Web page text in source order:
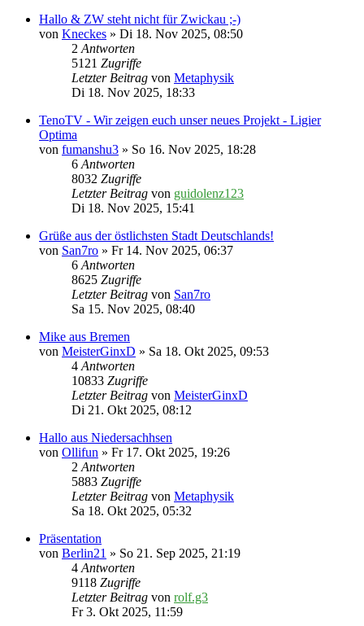
Hallo & ZW steht nicht für Zwickau ;-)
von Kneckes » Di 18. Nov 2025, 08:50
2Antworten
5121 Zugriffe
Letzter Beitrag von Metaphysik
Di 18. Nov 2025, 18:33
TenoTV - Wir zeigen euch unser neues Projekt - Ligier
Optima
von fumanshu3 » So 16. Nov 2025, 18:28
6Antworten
8032 Zugriffe
Letzter Beitrag von guidolenz123
Di 18. Nov 2025, 15:41
Grüße aus der östlichsten Stadt Deutschlands!
von San7ro » Fr 14. Nov 2025, 06:37
6Antworten
8625 Zugriffe
Letzter Beitrag von San7ro
Sa 15. Nov 2025, 08:40
Mike aus Bremen
von MeisterGinxD » Sa 18. Okt 2025, 09:53
4Antworten
10833 Zugriffe
Letzter Beitrag von MeisterGinxD
Di 21. Okt 2025, 08:12
Hallo aus Niedersachhsen
von Ollifun » Fr 17. Okt 2025, 19:26
2Antworten
5883 Zugriffe
Letzter Beitrag von Metaphysik
Sa 18. Okt 2025, 05:32
Präsentation
von Berlin21 » So 21. Sep 2025, 21:19
4Antworten
9118 Zugriffe
Letzter Beitrag von rolf.g3
Fr 3. Okt 2025, 11:59